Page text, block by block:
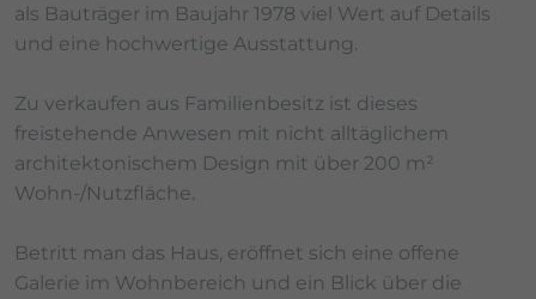
als Bauträger im Baujahr 1978 viel Wert auf Details
und eine hochwertige Ausstattung.
Zu verkaufen aus Familienbesitz ist dieses
freistehende Anwesen mit nicht alltäglichem
architektonischem Design mit über 200 m²
Wohn-/Nutzfläche.
Betritt man das Haus, eröffnet sich eine offene
Galerie im Wohnbereich und ein Blick über die